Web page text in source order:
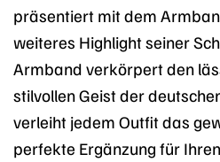
präsentiert mit dem
weiteres Highlight seiner
Armband verkörpert den
stilvollen Geist der
verleiht jedem Outfit das
perfekte Ergänzung für